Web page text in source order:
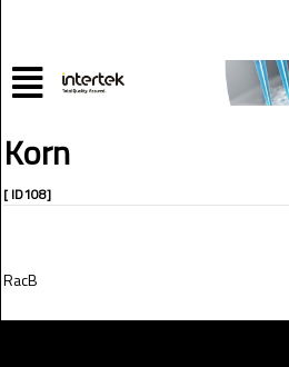
Korn
[ ID108]
RacB